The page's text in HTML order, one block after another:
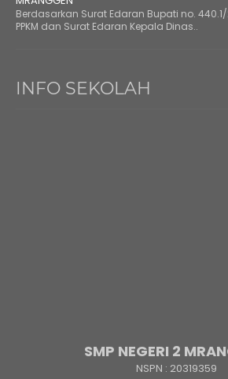
Berdasarkan Surat Edaran Bupati no.
PPKM dan Surat Edaran Kepala Dinas..
INFO SEKOLAH
SMP NEGERI 2
NSPN : 20319359